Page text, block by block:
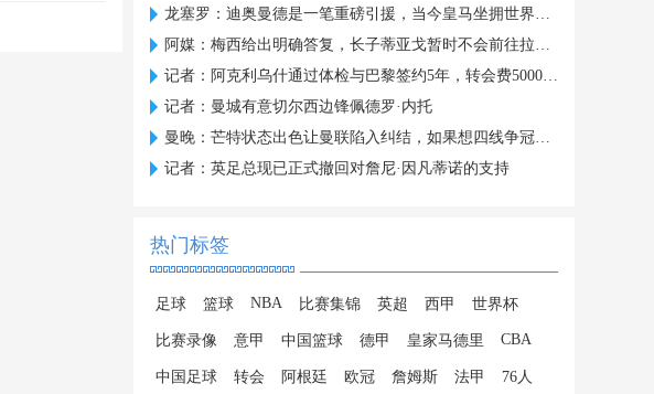
龙塞罗：迪奥曼德是一笔重磅引援，当今皇马坐拥世界独一档攻击线
阿媒：梅西给出明确答复，长子蒂亚戈暂时不会前往拉玛西亚青训
记者：阿克利乌什通过体检与巴黎签约5年，转会费5000万欧元
记者：曼城有意切尔西边锋佩德罗·内托
曼晚：芒特状态出色让曼联陷入纠结，如果想四线争冠可能还得买人
记者：英足总现已正式撤回对詹尼·因凡蒂诺的支持
热门标签
足球 篮球 NBA 比赛集锦 英超 西甲 世界杯
比赛录像 意甲 中国篮球 德甲 皇家马德里 CBA
中国足球 转会 阿根廷 欧冠 詹姆斯 法甲 76人